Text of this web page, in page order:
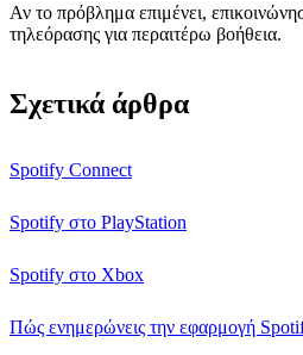
Αν το πρόβλημα επιμένει,
τηλεόρασης για περαιτέρω βοήθεια.
Σχετικά άρθρα
Spotify Connect
Spotify στο PlayStation
Spotify στο Xbox
Πώς ενημερώνεις την εφαρμογή